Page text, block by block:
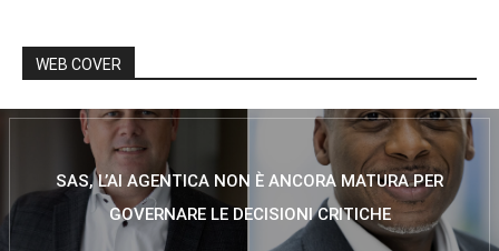
WEB COVER
SAS, L’AI AGENTICA NON È ANCORA MATURA PER
GOVERNARE LE DECISIONI CRITICHE